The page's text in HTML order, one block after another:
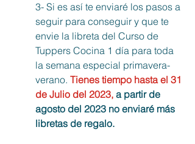
3- Si es así te enviaré los pasos a
seguir para conseguir y que te
envie la libreta del Curso de
Tuppers Cocina 1 día para toda
la semana especial primavera-
verano. Tienes tiempo hasta el 31
de Julio del 2023, a partir de
agosto del 2023 no enviaré más
libretas de regalo.